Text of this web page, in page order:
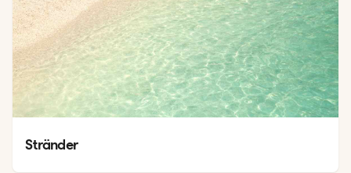
Stränder